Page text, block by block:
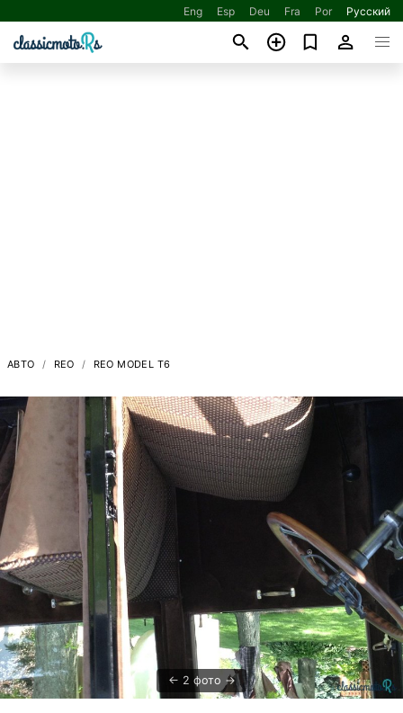
Eng Esp Deu Fra Por Русский
АВТО REO REO MODEL T6
2 фото